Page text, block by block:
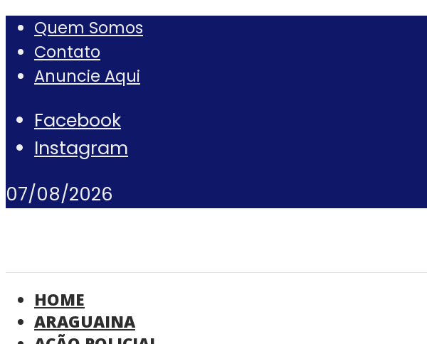
Quem Somos
Contato
Anuncie Aqui
Facebook
Instagram
07/08/2026
HOME
ARAGUAINA